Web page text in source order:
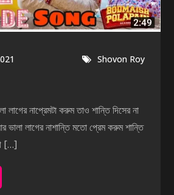
Shovon Roy
নাপ্রেমটা করুম তাও শান্তি দিসের না
ভালা লাগের নাশান্তি মতো প্রেম করুম শান্তি
[…]